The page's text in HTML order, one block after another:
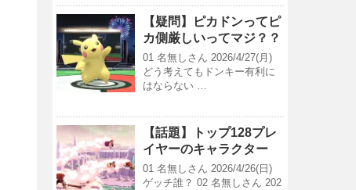
【疑問】ピカドンってピ
カ側厳しいってマジ？？
01 名無しさん 2026/4/27(月)
どう考えてもドンキー有利に
はならない …
【話題】トップ128プレ
イヤーのキャラクター
01 名無しさん 2026/4/26(日)
ゲッチ誰？ 02 名無しさん 202